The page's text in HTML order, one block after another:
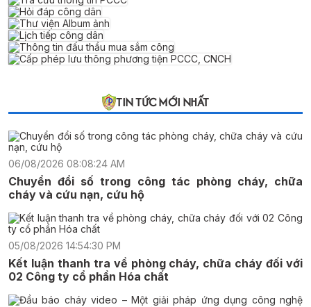
TIN TỨC MỚI NHẤT
06/08/2026 08:08:24 AM
Chuyển đổi số trong công tác phòng cháy, chữa
cháy và cứu nạn, cứu hộ
05/08/2026 14:54:30 PM
Kết luận thanh tra về phòng cháy, chữa cháy đối với
02 Công ty cổ phần Hóa chất